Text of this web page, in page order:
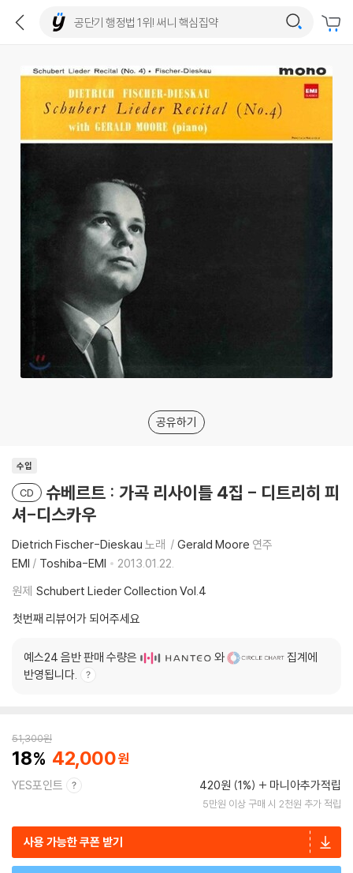
공유하기
수입
CD
슈베르트 : 가곡 리사이틀 4집 - 디트리히 피
셔-디스카우
Dietrich Fischer-Dieskau 노래 Gerald Moore 연주
EMI / Toshiba-EMI
2013.01.22.
원제 Schubert Lieder Collection Vol.4
첫번째 리뷰어가 되어주세요
예스24 음반 판매 수량은 와
집계에
반영됩니다.
51,300원
18 42,000
YES포인트 420원 (1%) 마니아추가적립
5만원 이상 구매 시 2천원 추가 적립
사용 가능한 쿠폰 받기